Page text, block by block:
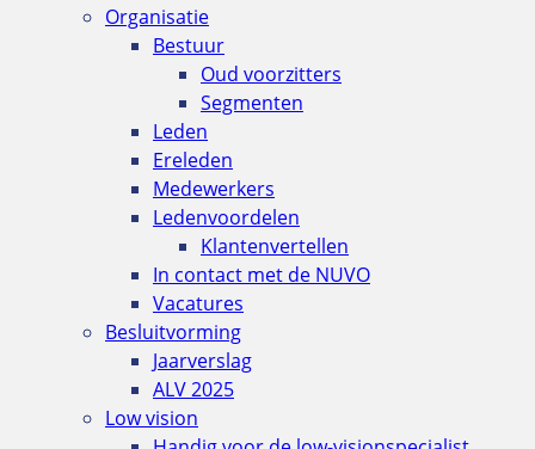
Organisatie
Bestuur
Oud voorzitters
Segmenten
Leden
Ereleden
Medewerkers
Ledenvoordelen
Klantenvertellen
In contact met de NUVO
Vacatures
Besluitvorming
Jaarverslag
ALV 2025
Low vision